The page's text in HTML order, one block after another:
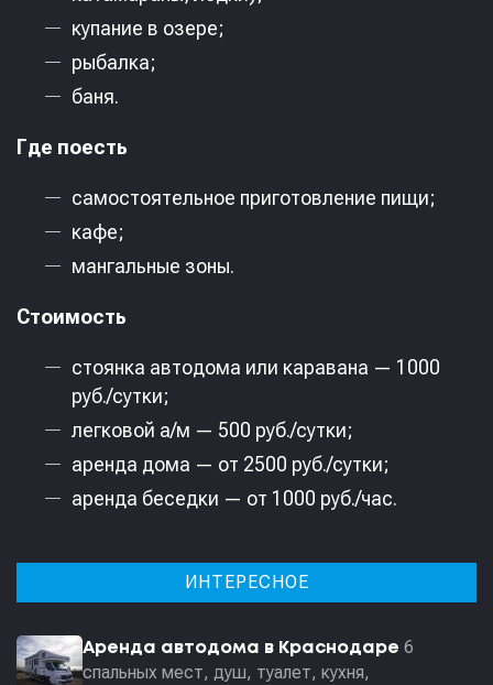
купание в озере;
рыбалка;
баня.
Где поесть
самостоятельное приготовление пищи;
кафе;
мангальные зоны.
Стоимость
стоянка автодома или каравана — 1000
руб./сутки;
легковой а/м — 500 руб./сутки;
аренда дома — от 2500 руб./сутки;
аренда беседки — от 1000 руб./час.
ИНТЕРЕСНОЕ
Аренда автодома в Краснодаре 6
спальных мест, душ, туалет, кухня,